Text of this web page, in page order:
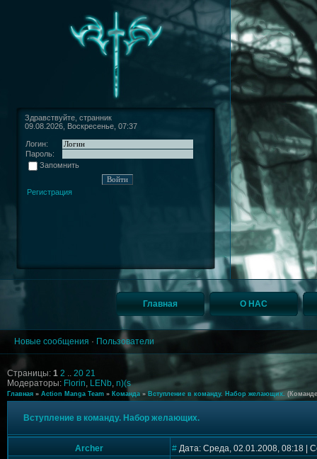
Здравствуйте, странник
09.08.2026, Воскресенье, 07:37
Логин:
Пароль:
Запомнить
Регистрация
Главная О НАС
Новые сообщения · Пользователи
Страницы: 1 2 .. 20 21
Модераторы: Florin, LENb, n)(s
Главная » Action Manga Team » Команда » Вступление в команду. Набор желающих.
Вступление в команду. Набор желающих.
Archer # Дата: Среда, 02.01.2008, 08:18 |